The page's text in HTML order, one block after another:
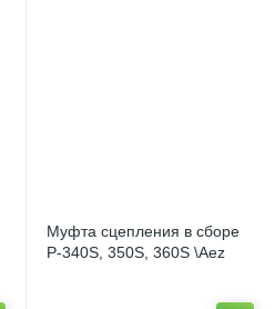
Муфта сцепления в сборе
P-340S, 350S, 360S \Aez